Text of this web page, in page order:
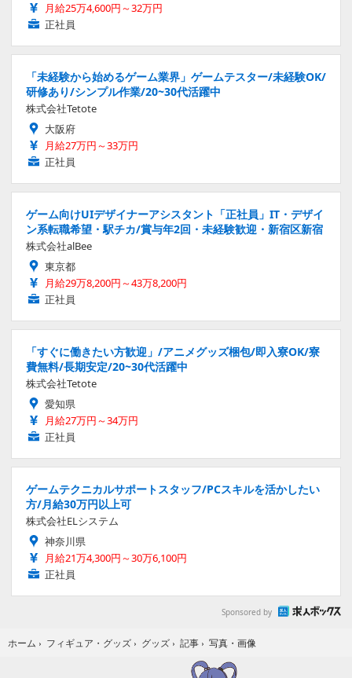
月給25万4,600円～32万円
正社員
「未経験から始めるゲーム業界」ゲームテスター/未経験OK/
研修あり/シンプル作業/20~30代活躍中
株式会社Tetote
大阪府
月給27万円～33万円
正社員
ゲーム向けUIデザイナーアシスタント「正社員」IT・デザイ
ン系転職希望・駅チカ/賞与年2回・未経験歓迎・新宿区新宿
株式会社alBee
東京都
月給29万8,200円～43万8,200円
正社員
「すぐに働きたい方歓迎」/アニメグッズ梱包/即入寮OK/寮
費無料/長期安定/20~30代活躍中
株式会社Tetote
愛知県
月給27万円～34万円
正社員
ゲームテクニカルサポートスタッフ/PCスキルを活かしたい
方/月給30万円以上可
株式会社ELシステム
神奈川県
月給21万4,300円～30万6,100円
正社員
Sponsored by
ホーム › フィギュア・グッズ › グッズ › 記事 › 写真・画像